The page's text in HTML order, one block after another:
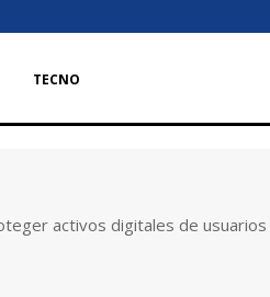
TECNO
activos digitales de usuarios